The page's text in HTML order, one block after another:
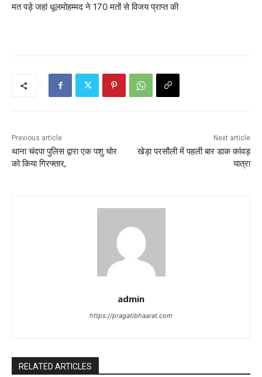
मत पड़े जहां धूलमोहम्मद ने 170 मतों से विजय प्राप्त की
Previous article
थाना चंदपा पुलिस द्वारा एक पशु चोर
को किया गिरफ्तार,
Next article
खेड़ा परसौली में पहली बार डाक कांवड़
यात्रा
admin
https://pragatibhaarat.com
RELATED ARTICLES